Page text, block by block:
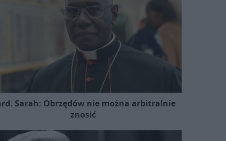
Sarah: Obrzędów nie można arbitralnie
znosić